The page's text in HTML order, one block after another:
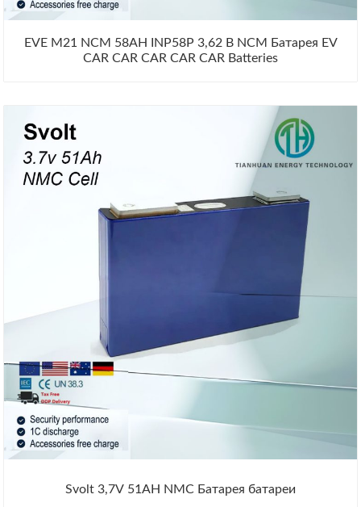
EVE M21 NCM 58AH INP58P 3,62 В NCM Батарея EV
CAR CAR CAR CAR CAR Batteries
Svolt 3,7V 51AH NMC Батарея батареи